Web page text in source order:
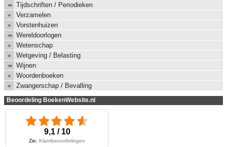
Tijdschriften / Periodieken
Verzamelen
Vorstenhuizen
Wereldoorlogen
Wetenschap
Wetgeving / Belasting
Wijnen
Woordenboeken
Zwangerschap / Bevalling
Beoordeling BoekenWebsite.nl
9,1 / 10
Zie: Klantbeoordelingen